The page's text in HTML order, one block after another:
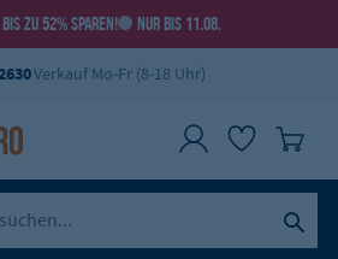
ZU 52% SPAREN! NUR BIS 11.08.
Verkauf Mo-Fr (8-18 Uhr)